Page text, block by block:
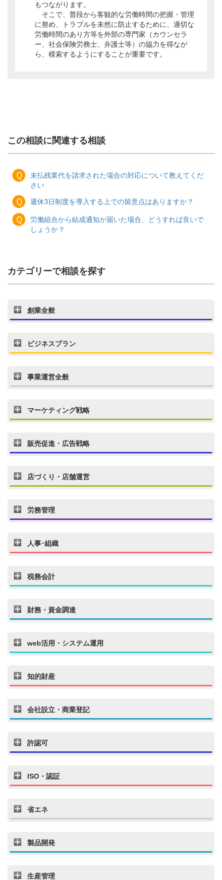
もつながります。
そこで、普段から客観的な労働時間の把握・管理
に努め、トラブルを未然に防止するために、適切な
労働時間のあり方等を外部の専門家（カウンセラ
ー、社会保険労務士、弁護士等）の協力を得なが
ら、模索するようにすることが重要です。
この相談に関連する相談
Ｑ
未払残業代を請求された場合の対応について教えてくだ
さい
Ｑ 週休3日制度を導入する上での留意点はありますか？
Ｑ
労働組合から結成通知が届いた場合、どうすれば良いで
しょうか？
カテゴリーで相談を探す
創業全般
ビジネスプラン
事業運営全般
マーケティング戦略
販売促進・広告戦略
店づくり・店舗運営
労務管理
人事･組織
税務会計
財務・資金調達
web活用・システム運用
知的財産
会社設立・商業登記
許認可
ISO・認証
省エネ
製品開発
生産管理